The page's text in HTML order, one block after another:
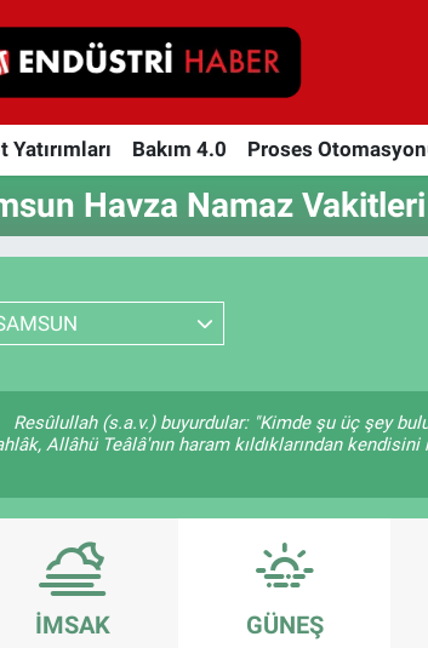
Yatırımları Bakım 4.0 Proses
Havza Namaz Vakitleri
Resûlullah (s.a.v.) buyurdular: "Kimde şu üç şey
Allâhü Teâlâ'nın haram kıldıklarından
İMSAK GÜNEŞ